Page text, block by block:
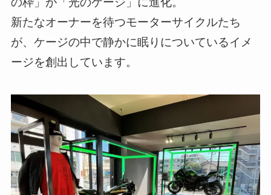
新たなオーナーを待つモーターサイクルたち
が、ケージの中で静かに眠りについているイメ
ージを創出しています。